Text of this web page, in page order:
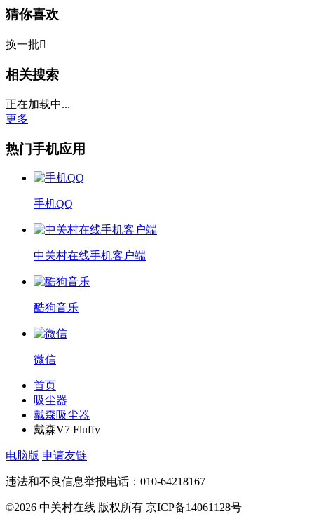
猜你喜欢
换一批
相关搜索
正在加载中...
更多
热门手机应用
手机QQ
中关村在线手机客户端
酷狗音乐
微信
首页
吸尘器
戴森吸尘器
戴森V7 Fluffy
电脑版 申请友链
违法和不良信息举报电话：010-64218167
©2026 中关村在线 版权所有 京ICP备14061128号